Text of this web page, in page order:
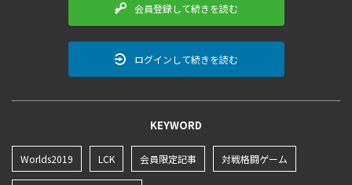
会員登録して続きを読む
ログインして続きを読む
KEYWORD
Worlds2019 LCK 会員限定記事 対戦格闘ゲーム